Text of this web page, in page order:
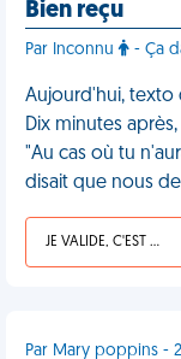
Bien reçu
Par Inconnu - Ça
Aujourd'hui, texto
Dix minutes
"Au cas où tu
disait que nous
JE VALIDE, C'EST UNE VDM
Par Mary poppins -